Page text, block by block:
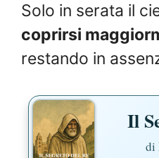
Solo in serata il
coprirsi
restando in
Il
di